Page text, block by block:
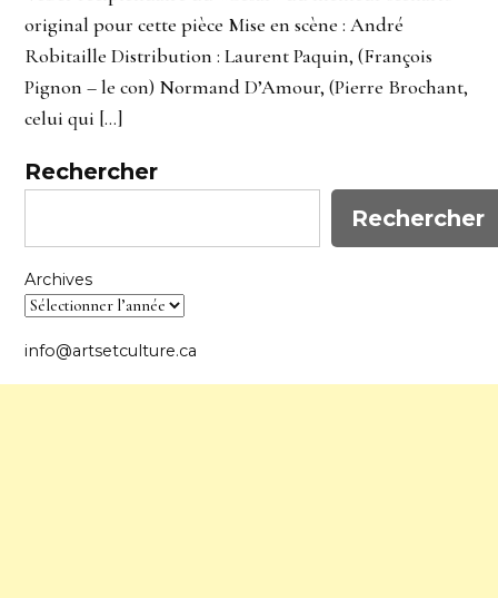
original pour cette pièce Mise en scène : André
Robitaille Distribution : Laurent Paquin, (François
Pignon – le con) Normand D’Amour, (Pierre Brochant,
celui qui […]
Rechercher
Rechercher
Archives
info@artsetculture.ca